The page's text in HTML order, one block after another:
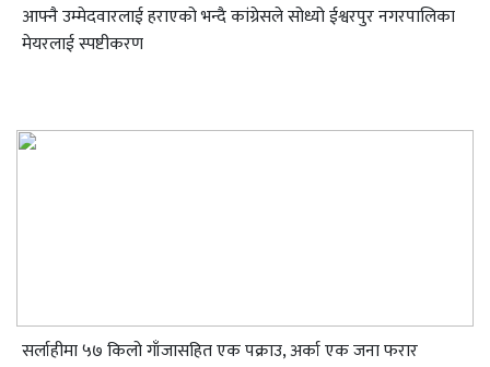
आफ्नै उम्मेदवारलाई हराएको भन्दै कांग्रेसले सोध्यो ईश्वरपुर नगरपालिका
मेयरलाई स्पष्टीकरण
सर्लाहीमा ५७ किलो गाँजासहित एक पक्राउ, अर्का एक जना फरार